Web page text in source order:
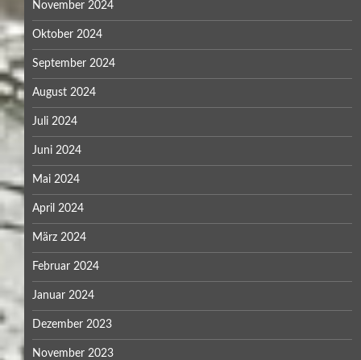
November 2024
Oktober 2024
September 2024
August 2024
Juli 2024
Juni 2024
Mai 2024
April 2024
März 2024
Februar 2024
Januar 2024
Dezember 2023
November 2023